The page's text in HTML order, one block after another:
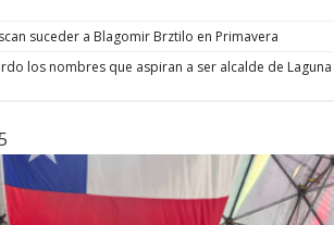
suceder a Blagomir Brztilo en Primavera
los nombres que aspiran a ser alcalde de Laguna